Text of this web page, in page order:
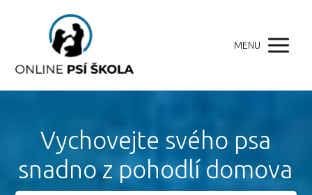
MENU
Vychovejte svého psa
snadno z pohodlí domova